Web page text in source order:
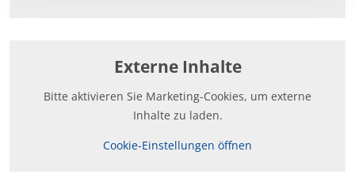
Externe Inhalte
Bitte aktivieren Sie Marketing-Cookies, um externe
Inhalte zu laden.
Cookie-Einstellungen öffnen